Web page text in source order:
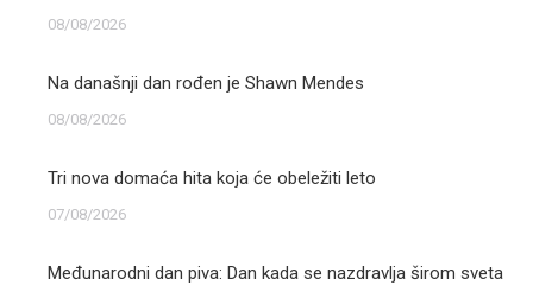
08/08/2026
Na današnji dan rođen je Shawn Mendes
08/08/2026
Tri nova domaća hita koja će obeležiti leto
07/08/2026
Međunarodni dan piva: Dan kada se nazdravlja širom sveta